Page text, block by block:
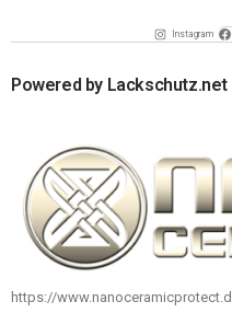
Instagram
Powered by Lackschutz.net
https://